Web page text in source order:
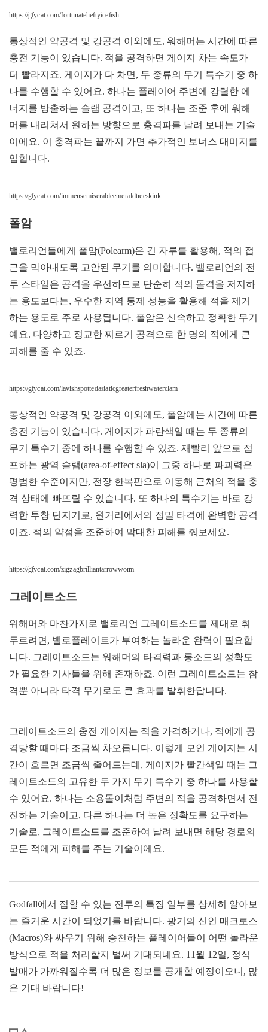
https://gfycat.com/fortunateheftyicefish
통상적인 약공격 및 강공격 이외에도, 워해머는 시간에 따른
충전 기능이 있습니다. 적을 공격하면 게이지 차는 속도가
더 빨라지죠. 게이지가 다 차면, 두 종류의 무기 특수기 중 하
나를 수행할 수 있어요. 하나는 플레이어 주변에 강렬한 에
너지를 방출하는 슬램 공격이고, 또 하나는 조준 후에 워해
머를 내리쳐서 원하는 방향으로 충격파를 날려 보내는 기술
이에요. 이 충격파는 끝까지 가면 추가적인 보너스 대미지를
입힙니다.
https://gfycat.com/immensemiserableemeraldtreeskink
폴암
밸로리언들에게 폴암(Polearm)은 긴 자루를 활용해, 적의 접
근을 막아내도록 고안된 무기를 의미합니다. 밸로리언의 전
투 스타일은 공격을 우선하므로 단순히 적의 돌격을 저지하
는 용도보다는, 우수한 지역 통제 성능을 활용해 적을 제거
하는 용도로 주로 사용됩니다. 폴암은 신속하고 정확한 무기
예요. 다양하고 정교한 찌르기 공격으로 한 명의 적에게 큰
피해를 줄 수 있죠.
https://gfycat.com/lavishspottedasiaticgreaterfreshwaterclam
통상적인 약공격 및 강공격 이외에도, 폴암에는 시간에 따른
충전 기능이 있습니다. 게이지가 파란색일 때는 두 종류의
무기 특수기 중에 하나를 수행할 수 있죠. 재빨리 앞으로 점
프하는 광역 슬램(area-of-effect sla)이 그중 하나로 파괴력은
평범한 수준이지만, 전장 한복판으로 이동해 근처의 적을 충
격 상태에 빠뜨릴 수 있습니다. 또 하나의 특수기는 바로 강
력한 투창 던지기로, 원거리에서의 정밀 타격에 완벽한 공격
이죠. 적의 약점을 조준하여 막대한 피해를 줘보세요.
https://gfycat.com/zigzagbrilliantarrowworm
그레이트소드
워해머와 마찬가지로 밸로리언 그레이트소드를 제대로 휘
두르려면, 밸로플레이트가 부여하는 놀라운 완력이 필요합
니다. 그레이트소드는 워해머의 타격력과 롱소드의 정확도
가 필요한 기사들을 위해 존재하죠. 이런 그레이트소드는 참
격뿐 아니라 타격 무기로도 큰 효과를 발휘한답니다.
그레이트소드의 충전 게이지는 적을 가격하거나, 적에게 공
격당할 때마다 조금씩 차오릅니다. 이렇게 모인 게이지는 시
간이 흐르면 조금씩 줄어드는데, 게이지가 빨간색일 때는 그
레이트소드의 고유한 두 가지 무기 특수기 중 하나를 사용할
수 있어요. 하나는 소용돌이처럼 주변의 적을 공격하면서 전
진하는 기술이고, 다른 하나는 더 높은 정확도를 요구하는
기술로, 그레이트소드를 조준하여 날려 보내면 해당 경로의
모든 적에게 피해를 주는 기술이에요.
Godfall에서 접할 수 있는 전투의 특징 일부를 상세히 알아보
는 즐거운 시간이 되었기를 바랍니다. 광기의 신인 매크로스
(Macros)와 싸우기 위해 승천하는 플레이어들이 어떤 놀라운
방식으로 적을 처리할지 벌써 기대되네요. 11월 12일, 정식
발매가 가까워질수록 더 많은 정보를 공개할 예정이오니, 많
은 기대 바랍니다!